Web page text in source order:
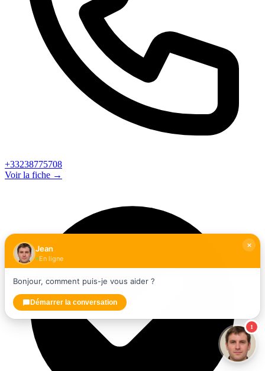
+33238775708
Voir la fiche →
1
Jean
En ligne
Bonjour, comment puis-je vous aider ?
Démarrer la conversation